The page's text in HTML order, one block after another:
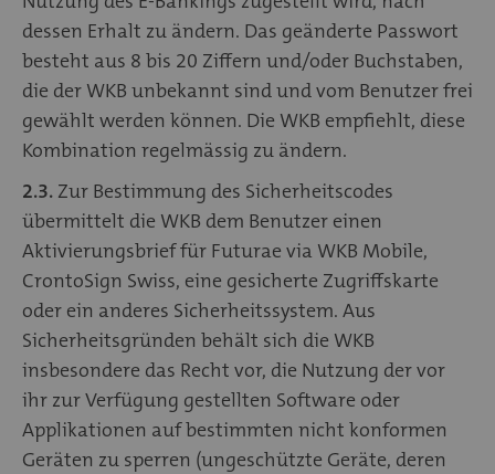
dessen Erhalt zu ändern. Das geänderte Passwort
besteht aus 8 bis 20 Ziffern und/oder Buchstaben,
die der WKB unbekannt sind und vom Benutzer frei
gewählt werden können. Die WKB empfiehlt, diese
Kombination regelmässig zu ändern.
2.3. Zur Bestimmung des Sicherheitscodes
übermittelt die WKB dem Benutzer einen
Aktivierungsbrief für Futurae via WKB Mobile,
CrontoSign Swiss, eine gesicherte Zugriffskarte
oder ein anderes Sicherheitssystem. Aus
Sicherheitsgründen behält sich die WKB
insbesondere das Recht vor, die Nutzung der vor
ihr zur Verfügung gestellten Software oder
Applikationen auf bestimmten nicht konformen
Geräten zu sperren (ungeschützte Geräte, deren